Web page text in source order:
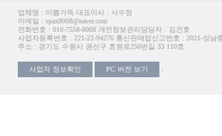
업체명 : 이쁨가득 대표이사 : 서수정
이메일 : spax8008@naver.com
전화번호 : 010-7558-8008 개인정보관리담당자 : 김건호
사업자등록번호 : 221-22-94276 통신판매업신고번호 : 2021-성남
주소 : 경기도 수원시 권선구 효원로256번길 33 110호
사업자 정보확인 PC 버전 보기 :